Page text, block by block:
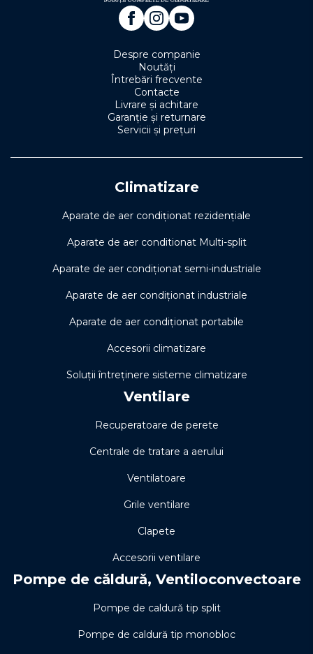
Despre companie
Noutăți
Întrebări frecvente
Contacte
Livrare și achitare
Garanție și returnare
Servicii și prețuri
Climatizare
Aparate de aer condiționat rezidențiale
Aparate de aer conditionat Multi-split
Aparate de aer condiționat semi-industriale
Aparate de aer condiționat industriale
Aparate de aer condiționat portabile
Accesorii climatizare
Soluţii întreţinere sisteme climatizare
Ventilare
Recuperatoare de perete
Centrale de tratare a aerului
Ventilatoare
Grile ventilare
Clapete
Accesorii ventilare
Pompe de căldură, Ventiloconvectoare
Pompe de caldură tip split
Pompe de caldură tip monobloc